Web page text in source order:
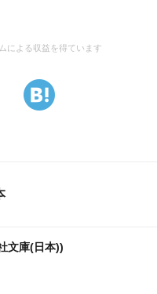
による収益を得ています
文庫(日本))